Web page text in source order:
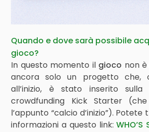
Quando e dove sarà possibile
gioco?
In questo momento il gioco non
ancora solo un progetto che,
all’inizio, è stato inserito
crowdfunding Kick Starter
l’appunto “calcio d’inizio”).
informazioni a questo link:WHO’S